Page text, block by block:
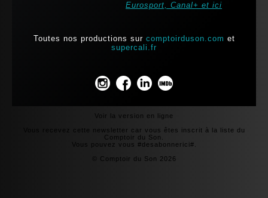
Eurosport, Canal+ et ici
Toutes nos productions sur comptoirduson.com et
supercali.fr
Voir la version en ligne
Vous recevez cette newsletter car vous êtes inscrit à la liste du
Comptoir du Son.
Vous pouvez vous #desabonnerici#.
© Comptoir du Son 2026